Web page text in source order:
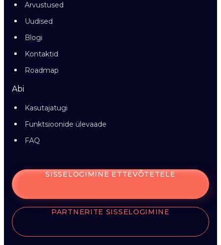
Arvustused
Uudised
Blogi
Kontaktid
Roadmap
Abi
Kasutajatugi
Funktsioonide ülevaade
FAQ
SISSELOGIMINE ETTEVÕTETELE
PARTNERITE SISSELOGIMINE